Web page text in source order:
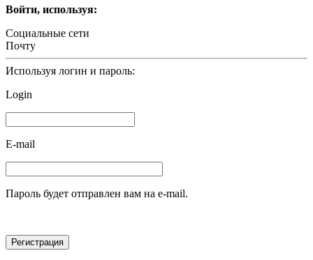
Войти, используя:
Социальные сети
Почту
Используя логин и пароль:
Login
E-mail
Пароль будет отправлен вам на e-mail.